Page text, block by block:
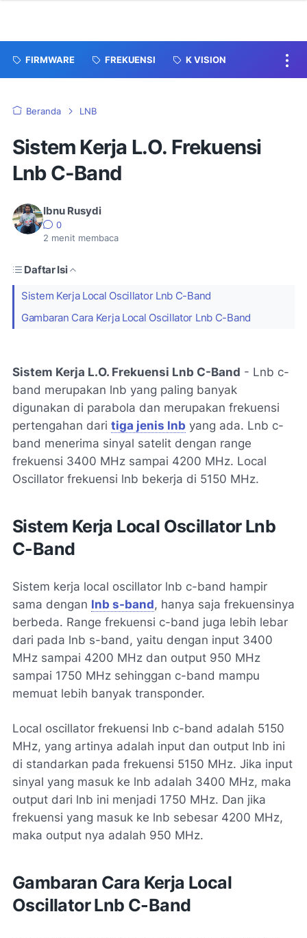
FIRMWARE FREKUENSI K VISION
Beranda LNB
Sistem Kerja L.O. Frekuensi
Lnb C-Band
Ibnu Rusydi
0
2 menit membaca
Daftar Isi
Sistem Kerja Local Oscillator Lnb C-Band
Gambaran Cara Kerja Local Oscillator Lnb C-Band
Sistem Kerja L.O. Frekuensi Lnb C-Band - Lnb c-
band merupakan lnb yang paling banyak
digunakan di parabola dan merupakan frekuensi
pertengahan dari tiga jenis lnb yang ada. Lnb c-
band menerima sinyal satelit dengan range
frekuensi 3400 MHz sampai 4200 MHz. Local
Oscillator frekuensi lnb bekerja di 5150 MHz.
Sistem Kerja Local Oscillator Lnb
C-Band
Sistem kerja local oscillator lnb c-band hampir
sama dengan lnb s-band, hanya saja frekuensinya
berbeda. Range frekuensi c-band juga lebih lebar
dari pada lnb s-band, yaitu dengan input 3400
MHz sampai 4200 MHz dan output 950 MHz
sampai 1750 MHz sehinggan c-band mampu
memuat lebih banyak transponder.
Local oscillator frekuensi lnb c-band adalah 5150
MHz, yang artinya adalah input dan output lnb ini
di standarkan pada frekuensi 5150 MHz. Jika input
sinyal yang masuk ke lnb adalah 3400 MHz, maka
output dari lnb ini menjadi 1750 MHz. Dan jika
frekuensi yang masuk ke lnb sebesar 4200 MHz,
maka output nya adalah 950 MHz.
Gambaran Cara Kerja Local
Oscillator Lnb C-Band